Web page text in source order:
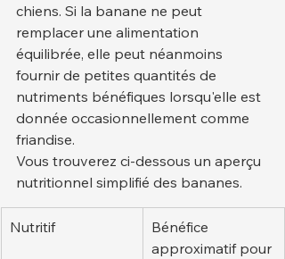
chiens. Si la banane ne peut
remplacer une alimentation
équilibrée, elle peut néanmoins
fournir de petites quantités de
nutriments bénéfiques lorsqu'elle est
donnée occasionnellement comme
friandise.
Vous trouverez ci-dessous un aperçu
nutritionnel simplifié des bananes.
Nutritif
Bénéfice
approximatif pour